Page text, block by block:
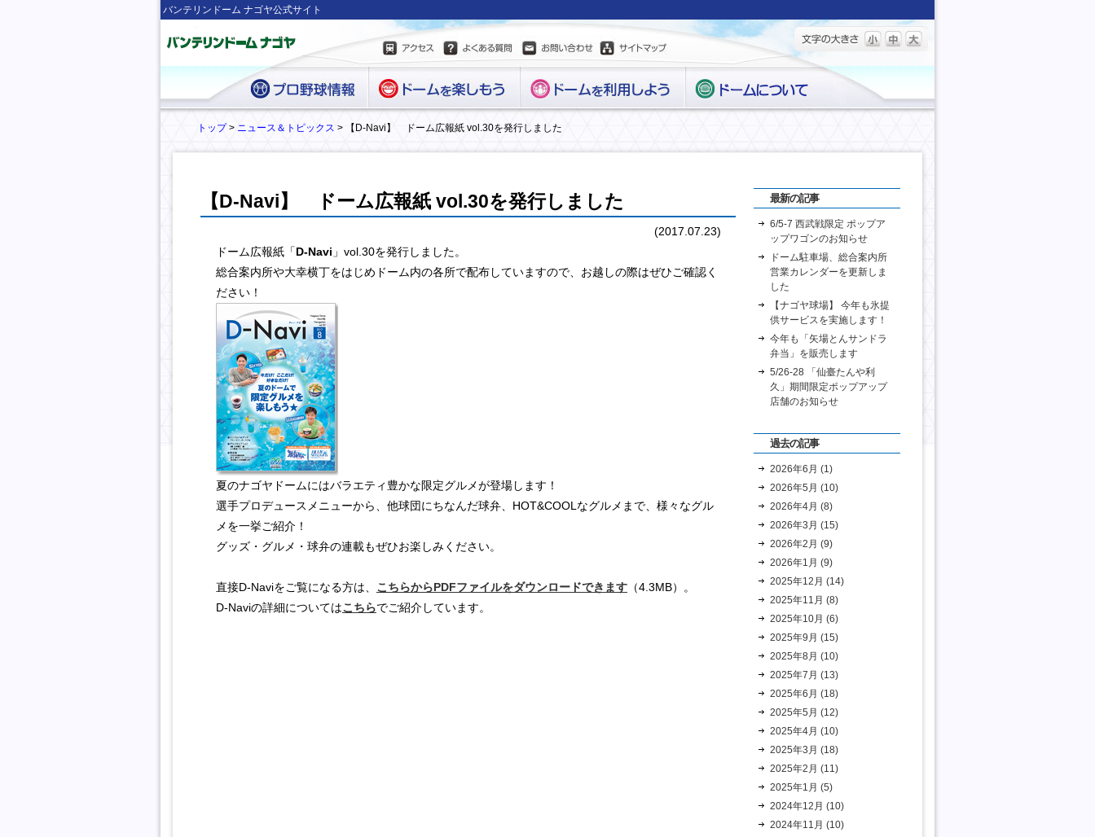
バンテリンドーム ナゴヤ公式サイト
トップ> ニュース＆トピックス > 【D-Navi】 ドーム広報紙 vol.30を発行しました
【D-Navi】 ドーム広報紙 vol.30を発行しました
(2017.07.23)
ドーム広報紙「D-Navi 」vol.30を発行しました。
総合案内所や大幸横丁をはじめドーム内の各所で配布していますので、お越しの際はぜひご確認く
ださい！
夏のナゴヤドームにはバラエティ豊かな限定グルメが登場します！
選手プロデュースメニューから、他球団にちなんだ球弁、HOT&COOLなグルメまで、様々なグル
メを一挙ご紹介！
グッズ・グルメ・球弁の連載もぜひお楽しみください。
直接D-Naviをご覧になる方は、 こちらからPDFファイルをダウンロードできます （4.3MB）。
D-Naviの詳細についてはこちらでご紹介しています。
最新の記事
6/5-7 西武戦限定 ポップア
ップワゴンのお知らせ
ドーム駐車場、総合案内所
営業カレンダーを更新しま
した
【ナゴヤ球場】 今年も氷提
供サービスを実施します！
今年も「矢場とんサンドラ
弁当」を販売します
5/26-28 「仙臺たんや利
久」期間限定ポップアップ
店舗のお知らせ
過去の記事
2026年6月 (1)
2026年5月 (10)
2026年4月 (8)
2026年3月 (15)
2026年2月 (9)
2026年1月 (9)
2025年12月 (14)
2025年11月 (8)
2025年10月 (6)
2025年9月 (15)
2025年8月 (10)
2025年7月 (13)
2025年6月 (18)
2025年5月 (12)
2025年4月 (10)
2025年3月 (18)
2025年2月 (11)
2025年1月 (5)
2024年12月 (10)
2024年11月 (10)